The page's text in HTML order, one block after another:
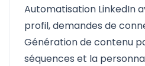
Automatisation LinkedIn
profil, demandes de
Génération de contenu
séquences et la